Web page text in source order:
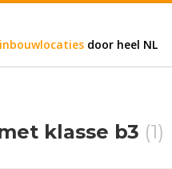
door heel NL
klasse b3 (1)